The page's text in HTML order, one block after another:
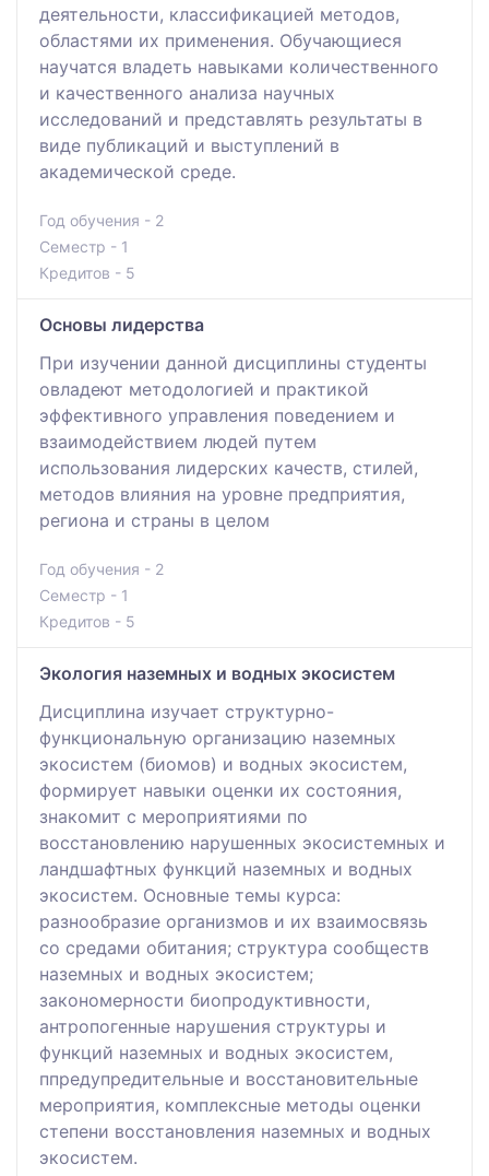
деятельности, классификацией методов,
областями их применения. Обучающиеся
научатся владеть навыками количественного
и качественного анализа научных
исследований и представлять результаты в
виде публикаций и выступлений в
академической среде.
Год обучения - 2
Семестр - 1
Кредитов - 5
Основы лидерства
При изучении данной дисциплины студенты
овладеют методологией и практикой
эффективного управления поведением и
взаимодействием людей путем
использования лидерских качеств, стилей,
методов влияния на уровне предприятия,
региона и страны в целом
Год обучения - 2
Семестр - 1
Кредитов - 5
Экология наземных и водных экосистем
Дисциплина изучает структурно-
функциональную организацию наземных
экосистем (биомов) и водных экосистем,
формирует навыки оценки их состояния,
знакомит с мероприятиями по
восстановлению нарушенных экосистемных и
ландшафтных функций наземных и водных
экосистем. Основные темы курса:
разнообразие организмов и их взаимосвязь
со средами обитания; структура сообществ
наземных и водных экосистем;
закономерности биопродуктивности,
антропогенные нарушения структуры и
функций наземных и водных экосистем,
ппредупредительные и восстановительные
мероприятия, комплексные методы оценки
степени восстановления наземных и водных
экосистем.